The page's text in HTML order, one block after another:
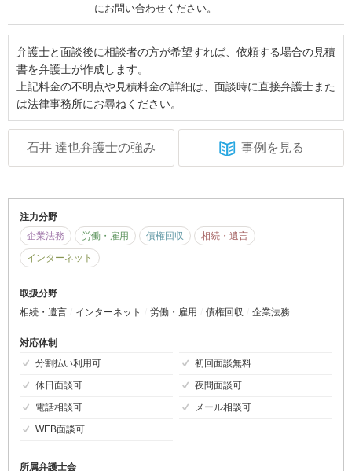
にお問い合わせください。
弁護士と面談後に相談者の方が希望すれば、依頼する場合の見積
書を弁護士が作成します。
上記料金の不明点や見積料金の詳細は、面談時に直接弁護士また
は法律事務所にお尋ねください。
石井 達也弁護士の強み 事例を見る
注力分野
企業法務
労働・雇用 債権回収
相続・遺言
インターネット
取扱分野
相続・遺言
インターネット 労働・雇用 債権回収 企業法務
対応体制
分割払い利用可
初回面談無料
休日面談可
夜間面談可
電話相談可
メール相談可
WEB面談可
所属弁護士会